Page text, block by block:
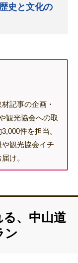
史と文化の
記事の企画・
観光協会への取
件を担当。
観光協会イチ
け。
、中山道
ン